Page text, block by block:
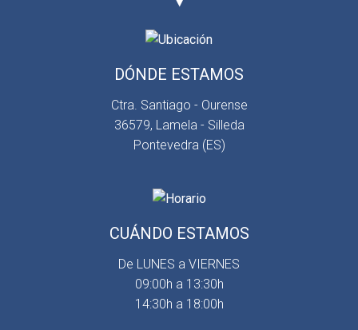
DÓNDE ESTAMOS
Ctra. Santiago - Ourense
36579, Lamela - Silleda
Pontevedra (ES)
CUÁNDO ESTAMOS
De LUNES a VIERNES
09:00h a 13:30h
14:30h a 18:00h